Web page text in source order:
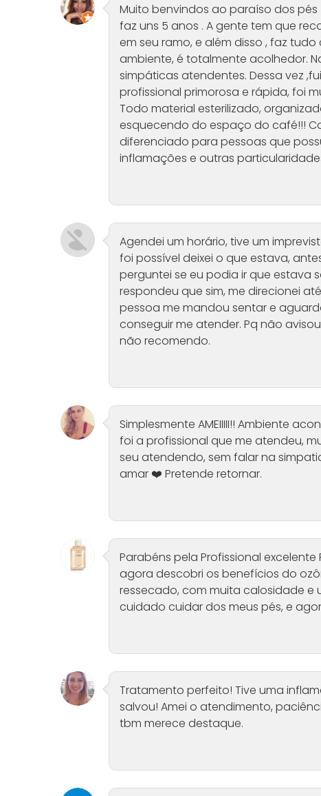
Muito benvindos ao paraíso dos
faz uns 5 anos . A gente tem que
em seu ramo, e além disso , faz
ambiente, é totalmente acolhedor.
simpáticas atendentes. Dessa vez
profissional primorosa e rápida, foi
Todo material esterilizado,
esquecendo do espaço do café!!!
diferenciado para pessoas que
inflamações e outras
Agendei um horário, tive um
foi possível deixei o que estava,
perguntei se eu podia ir que estava
respondeu que sim, me direcionei
pessoa me mandou sentar e
conseguir me atender. Pq não
não recomendo.
Simplesmente AMEIIIII!! Ambiente
foi a profissional que me atendeu,
seu atendendo, sem falar na
amar ❤️ Pretende retornar.
Parabéns pela Profissional
agora descobri os benefícios do
ressecado, com muita calosidade e
cuidado cuidar dos meus pés, e
Tratamento perfeito! Tive uma
salvou! Amei o atendimento,
tbm merece destaque.